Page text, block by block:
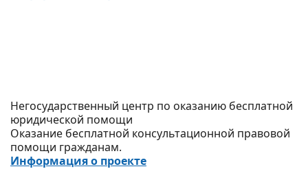
Негосударственный центр по оказанию бесплатной
юридической помощи
Оказание бесплатной консультационной правовой
помощи гражданам.
Информация о проекте